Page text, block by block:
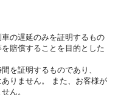
の遅延のみを証明するもの
賠償することを目的とした
を証明するものであり、
りません。 また、お客様が
ん。